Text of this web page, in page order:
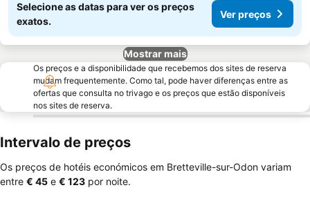
Selecione as datas para ver os preços
exatos.
Ver preços
Mostrar mais
Os preços e a disponibilidade que recebemos dos sites de reserva
mudam frequentemente. Como tal, pode haver diferenças entre as
ofertas que consulta no trivago e os preços que estão disponíveis
nos sites de reserva.
Intervalo de preços
Os preços de hotéis económicos em Bretteville-sur-Odon variam
entre ‎€ 45 e ‎€ 123 por noite.